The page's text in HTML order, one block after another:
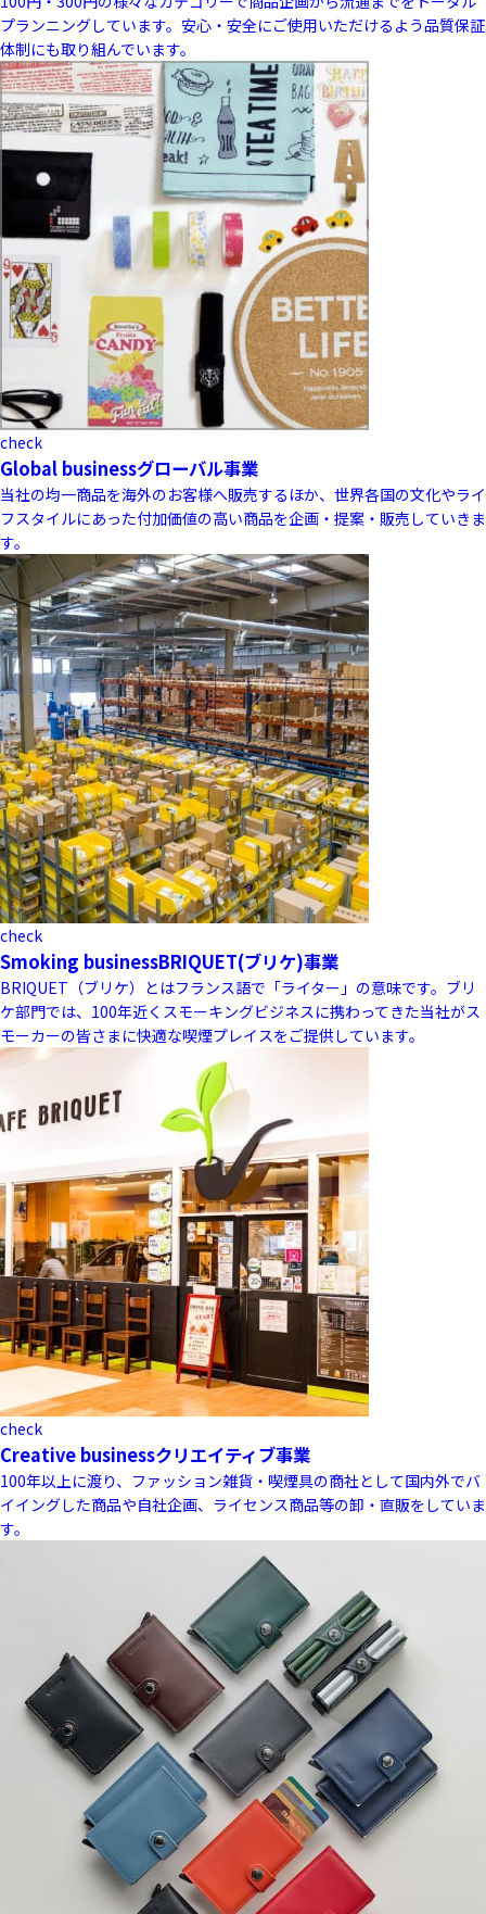
プランニングしています。安心・安全にご使用いただけるよう品質保証
体制にも取り組んでいます。
check
Global businessグローバル事業
当社の均一商品を海外のお客様へ販売するほか、世界各国の文化やライ
フスタイルにあった付加価値の高い商品を企画・提案・販売していきま
す。
check
Smoking businessBRIQUET(ブリケ)事業
BRIQUET（ブリケ）とはフランス語で「ライター」の意味です。ブリ
ケ部門では、100年近くスモーキングビジネスに携わってきた当社がス
モーカーの皆さまに快適な喫煙プレイスをご提供しています。
check
Creative businessクリエイティブ事業
100年以上に渡り、ファッション雑貨・喫煙具の商社として国内外でバ
イイングした商品や自社企画、ライセンス商品等の卸・直販をしていま
す。